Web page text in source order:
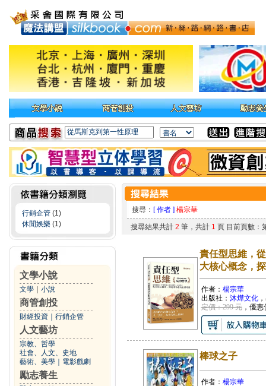
行銷企管 (1)
休閒娛樂 (1)
文學小說
文學 小說
商管創投
財經投資 行銷企管
人文藝坊
宗教、哲學
社會、人文、史地
藝術、美學
電影戲劇
勵志養生
搜尋： [ 作者 ] 楊宗華
搜尋結果共計 2 筆，共計 1 頁 目前頁數：
責任型思維，
大核心概念，
作者： 楊宗華
出版社： 沐燁文化
定價：299 元，優惠
棒球之子
作者： 楊宗華